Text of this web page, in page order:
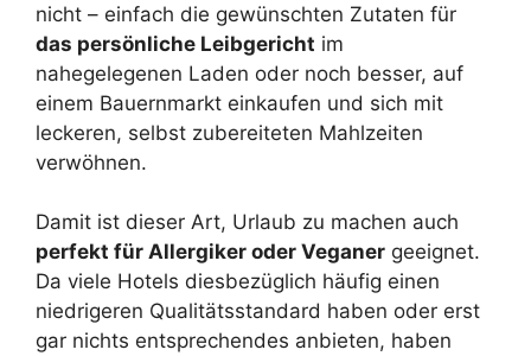
nicht – einfach die gewünschten Zutaten für
das persönliche Leibgericht im
nahegelegenen Laden oder noch besser, auf
einem Bauernmarkt einkaufen und sich mit
leckeren, selbst zubereiteten Mahlzeiten
verwöhnen.
Damit ist dieser Art, Urlaub zu machen auch
perfekt für Allergiker oder Veganer geeignet.
Da viele Hotels diesbezüglich häufig einen
niedrigeren Qualitätsstandard haben oder erst
gar nichts entsprechendes anbieten, haben